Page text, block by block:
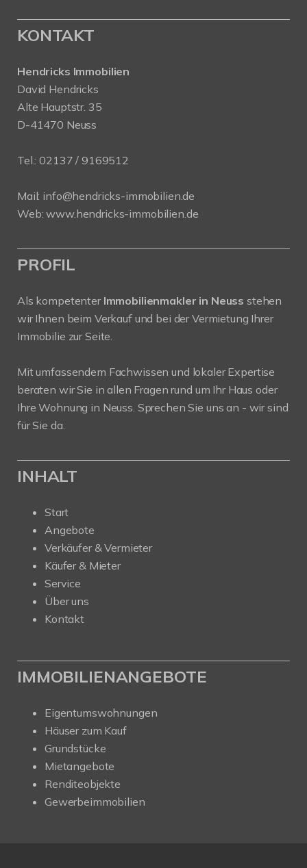
KONTAKT
Hendricks Immobilien
David Hendricks
Alte Hauptstr. 35
D-41470 Neuss
Tel.: 02137 / 9169512
Mail: info@hendricks-immobilien.de
Web:www.hendricks-immobilien.de
PROFIL
Als kompetenter Immobilienmakler in Neuss stehen
wir Ihnen beim Verkauf und bei der Vermietung Ihrer
Immobilie zur Seite.
Mit umfassendem Fachwissen und lokaler Expertise
beraten wir Sie in allen Fragen rund um Ihr Haus oder
Ihre Wohnung in Neuss. Sprechen Sie uns an - wir sind
für Sie da.
INHALT
Start
Angebote
Verkäufer & Vermieter
Käufer & Mieter
Service
Über uns
Kontakt
IMMOBILIENANGEBOTE
Eigentumswohnungen
Häuser zum Kauf
Grundstücke
Mietangebote
Renditeobjekte
Gewerbeimmobilien